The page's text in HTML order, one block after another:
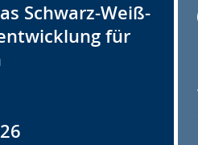
Schwarz-Weiß-
für